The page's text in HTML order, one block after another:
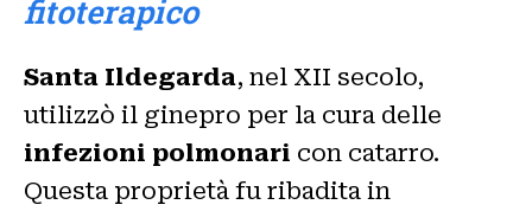
fitoterapico
Santa Ildegarda, nel XII secolo,
utilizzò il ginepro per la cura delle
infezioni polmonari con catarro.
Questa proprietà fu ribadita in